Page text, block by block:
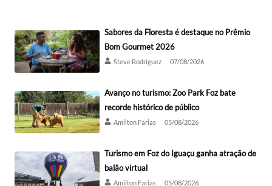
Sabores da Floresta é destaque no Prêmio
Bom Gourmet 2026
Steve Rodríguez 07/08/2026
Avanço no turismo: Zoo Park Foz bate
recorde histórico de público
Amilton Farias 05/08/2026
Turismo em Foz do Iguaçu ganha atração de
balão virtual
Amilton Farias 05/08/2026